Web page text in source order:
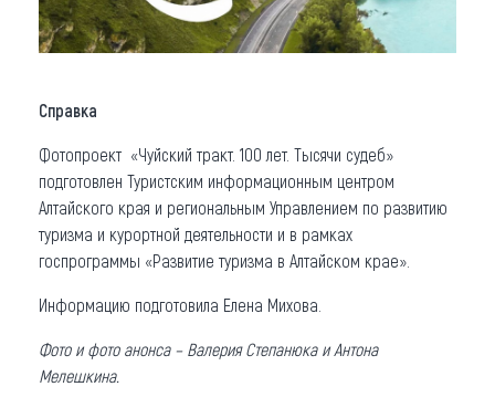
Справка
Фотопроект «Чуйский тракт. 100 лет. Тысячи судеб»
подготовлен Туристским информационным центром
Алтайского края и региональным Управлением по развитию
туризма и курортной деятельности и в рамках
госпрограммы «Развитие туризма в Алтайском крае».
Информацию подготовила Елена Михова.
Фото и фото анонса – Валерия Степанюка и Антона
Мелешкина.